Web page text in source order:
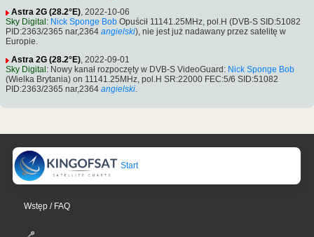
Astra 2G (28.2°E), 2022-10-06
Sky Digital : Nick Sponge Bob Opuścił 11141.25MHz, pol.H (DVB-S SID:51082
PID:2363/2365 nar,2364 angielski), nie jest już nadawany przez satelitę w
Europie.
Astra 2G (28.2°E), 2022-09-01
Sky Digital : Nowy kanał rozpoczęty w DVB-S VideoGuard: Nick Sponge Bob
(Wielka Brytania) on 11141.25MHz, pol.H SR:22000 FEC:5/6 SID:51082
PID:2363/2365 nar,2364 angielski.
Start
Wstęp / FAQ